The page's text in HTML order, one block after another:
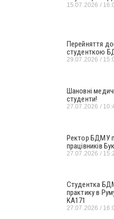
15.07.2026
Перейняття
студенткою
29.07.2026
Шановні
студенти!
27.07.2026
Ректор БДМУ
працівників
27.07.2026
Студентка
практику в
KA171
27.07.2026